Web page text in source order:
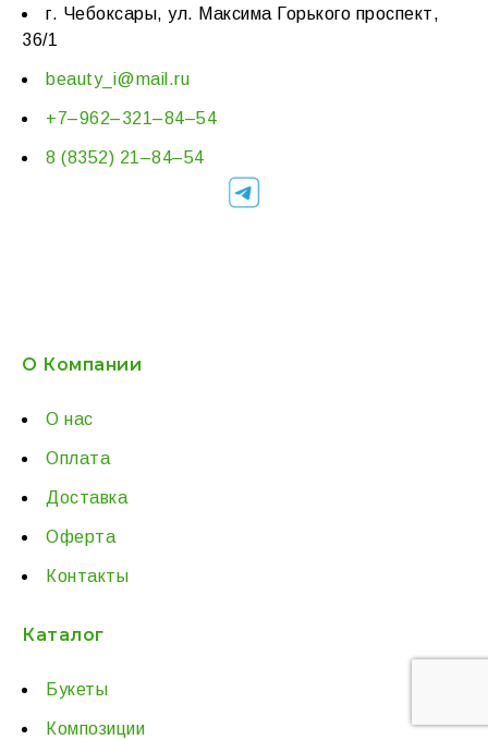
г. Чебоксары, ул. Максима Горького проспект,
36/1
beauty_i@mail.ru
+7–962–321–84–54
8 (8352) 21–84–54
О Компании
О нас
Оплата
Доставка
Оферта
Контакты
Каталог
Букеты
Композиции